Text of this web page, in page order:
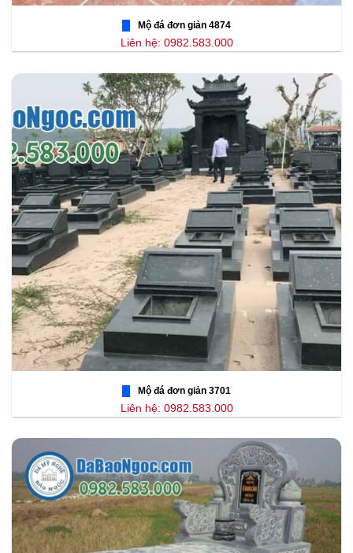
Mộ đá đơn giản 4874
Liên hệ: 0982.583.000
Mộ đá đơn giản 3701
Liên hệ: 0982.583.000